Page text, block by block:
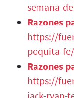
semana-
Razones
https://
poquita-fe/
Razones
https://
jack-ryan-